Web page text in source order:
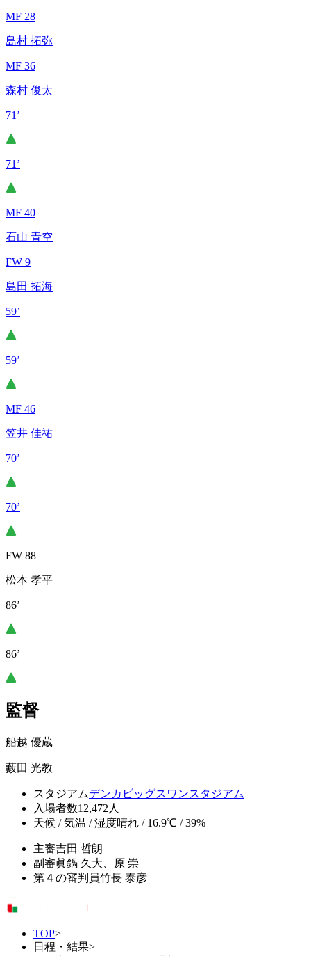
MF 28
島村 拓弥
MF 36
森村 俊太
71’
71’
MF 40
石山 青空
FW 9
島田 拓海
59’
59’
MF 46
笠井 佳祐
70’
70’
FW 88
松本 孝平
86’
86’
監督
船越 優蔵
藪田 光教
スタジアムデンカビッグスワンスタジアム
入場者数12,472人
天候 / 気温 / 湿度晴れ / 16.9℃ / 39%
主審吉田 哲朗
副審眞鍋 久大、原 崇
第４の審判員竹長 泰彦
TOP>
日程・結果>